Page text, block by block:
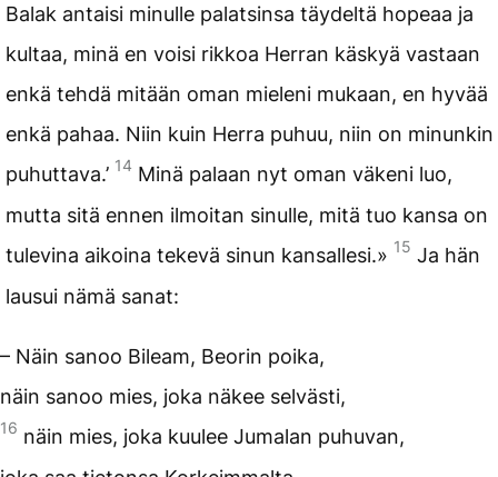
Balak antaisi minulle palatsinsa täydeltä hopeaa ja
kultaa, minä en voisi rikkoa Herran käskyä vastaan
enkä tehdä mitään oman mieleni mukaan, en hyvää
enkä pahaa. Niin kuin Herra puhuu, niin on minunkin
puhuttava.’ 14 Minä palaan nyt oman väkeni luo,
mutta sitä ennen ilmoitan sinulle, mitä tuo kansa on
tulevina aikoina tekevä sinun kansallesi.» 15 Ja hän
lausui nämä sanat:
– Näin sanoo Bileam, Beorin poika,
näin sanoo mies, joka näkee selvästi,
16 näin mies, joka kuulee Jumalan puhuvan,